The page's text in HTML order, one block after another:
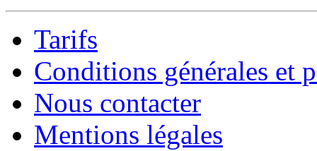
Tarifs
Conditions générales et
Nous contacter
Mentions légales